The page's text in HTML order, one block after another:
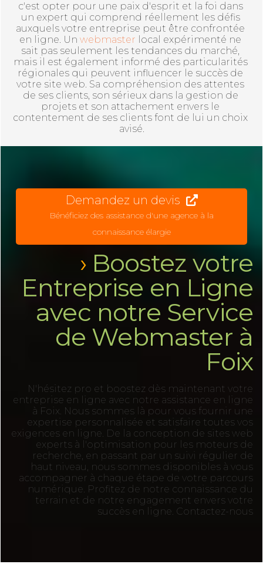
c'est opter pour une paix d'esprit et la foi dans
un expert qui comprend réellement les défis
auxquels votre entreprise peut être confrontée
en ligne. Un webmaster local expérimenté ne
sait pas seulement les tendances du marché,
mais il est également informé des particularités
régionales qui peuvent influencer le succès de
votre site web. Sa compréhension des attentes
de ses clients, son sérieux dans la gestion de
projets et son attachement envers le
contentement de ses clients font de lui un choix
avisé.
Demandez un devis
Bénéficiez des assistance d'une agence à la
connaissance élargie
Boostez votre
Entreprise en Ligne
avec notre Service
de Webmaster à
Foix
N'hésitez pro et boostez dès maintenant votre
entreprise en ligne avec notre assistance en ligne
à Foix. Nous sommes là pour vous fournir une
expertise personnalisée et satisfaire toutes vos
exigences en ligne. De la conception de sites web
experts à l'optimisation pour les moteurs de
recherche, en passant par un suivi régulier de
haut niveau, nous sommes disponibles à vous
accompagner à chaque étape de votre parcours
numérique. Profitez de notre connaissance du
terrain et de notre engagement envers votre
succès en ligne. Contactez-nous